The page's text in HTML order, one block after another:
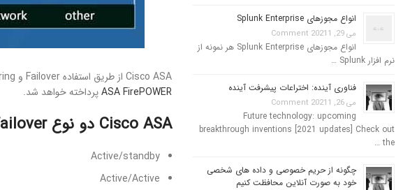
Cisco ASA از طریق استفاده Failover و Clustering قابلیت دسترسی بسیار خوبی را ایجاد کرده است. در این بخش به بررسی پیاده سازی سناریوهای Failover در ماژول
ASA FirePOWERپرداخته خواهد شد.
Cisco ASA دو نوع Failover را پشتیبانی می کند
Active/standby
Active/Active
انواع مجوزهای Splunk Enterprise
می 29, 2021 1 Comment
انواع مجوزهای Splunk Enterprise هر نمونه از
نرم افزار Splunk …
فناوری آینده: اختراعات پیشرفت آینده
می 26, 2021 1 Comment
Future technology: upcoming
breakthrough inventions [2021 updates] Check out
the …
چگونه از حریم خصوصی و داده های شخصی
خود به صورت آنلاین محافظت کنیم